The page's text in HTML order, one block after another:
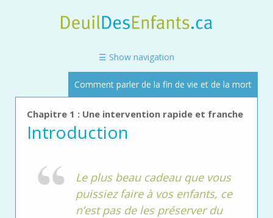
☰ Show navigation
Comment parler de la fin de vie et de la mort
Chapitre 1 : Une intervention rapide et franche
Introduction
Le plus beau cadeau que vous
puissiez faire à vos enfants, ce
n’est pas de les préserver du